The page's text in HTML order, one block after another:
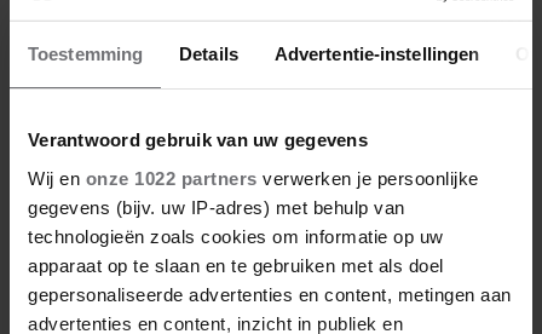
Toestemming Details Advertentie-instellingen
Verantwoord gebruik van uw gegevens
Wij en onze 1022 partners verwerken je persoonlijke
gegevens (bijv. uw IP-adres) met behulp van
technologieën zoals cookies om informatie op uw
apparaat op te slaan en te gebruiken met als doel
gepersonaliseerde advertenties en content, metingen aan
advertenties en content, inzicht in publiek en